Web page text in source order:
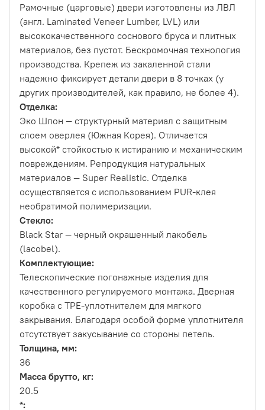
Рамочные (царговые) двери изготовлены из ЛВЛ
(англ. Laminated Veneer Lumber, LVL) или
высококачественного соснового бруса и плитных
материалов, без пустот. Бескромочная технология
производства. Крепеж из закаленной стали
надежно фиксирует детали двери в 8 точках (у
других производителей, как правило, не более 4).
Отделка:
Эко Шпон — структурный материал с защитным
слоем оверлея (Южная Корея). Отличается
высокой* стойкостью к истиранию и механическим
повреждениям. Репродукция натуральных
материалов — Super Realistic. Отделка
осуществляется с использованием PUR-клея
необратимой полимеризации.
Стекло:
Black Star — черный окрашенный лакобель
(lacobel).
Комплектующие:
Телескопические погонажные изделия для
качественного регулируемого монтажа. Дверная
коробка с TPE-уплотнителем для мягкого
закрывания. Благодаря особой форме уплотнителя
отсутствует закусывание со стороны петель.
Толщина, мм:
36
Масса брутто, кг:
20.5
*: